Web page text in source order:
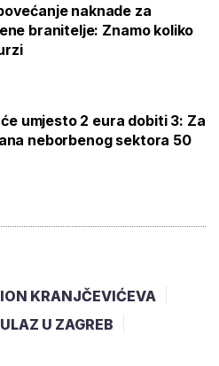
naknade za
branitelje: Znamo koliko
umjesto 2 eura dobiti 3: Za
neborbenog sektora 50
KRANJČEVIĆEVA
U ZAGREB